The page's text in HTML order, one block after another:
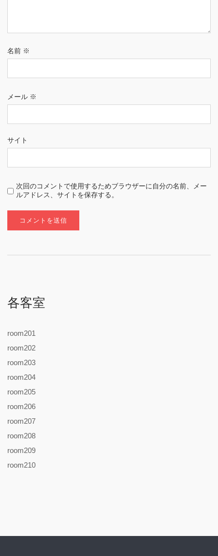
名前 ※
メール ※
サイト
次回のコメントで使用するためブラウザーに自分の名前、メー
ルアドレス、サイトを保存する。
各客室
room201
room202
room203
room204
room205
room206
room207
room208
room209
room210